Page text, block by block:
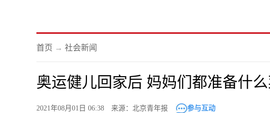
首页 → 社会新闻
奥运健儿回家后 妈妈们都准备什么
2021年08月01日 06:38 来源：北京青年报 参与互动